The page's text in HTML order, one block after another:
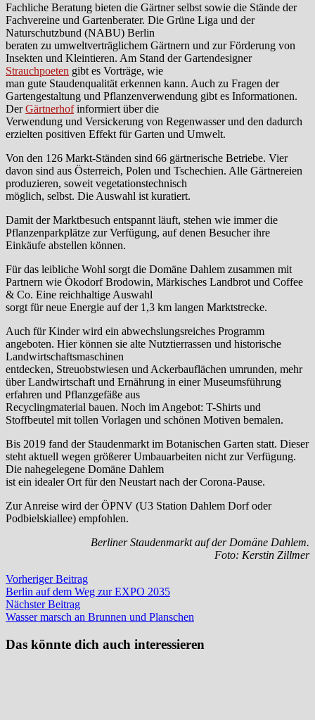
Fachliche Beratung bieten die Gärtner selbst sowie die Stände der
Fachvereine und Gartenberater. Die Grüne Liga und der
Naturschutzbund (NABU) Berlin
beraten zu umweltverträglichem Gärtnern und zur Förderung von
Insekten und Kleintieren. Am Stand der Gartendesigner
Strauchpoeten gibt es Vorträge, wie
man gute Staudenqualität erkennen kann. Auch zu Fragen der
Gartengestaltung und Pflanzenverwendung gibt es Informationen.
DerGärtnerhofinformiert über die
Verwendung und Versickerung von Regenwasser und den dadurch
erzielten positiven Effekt für Garten und Umwelt.
Von den 126 Markt-Ständen sind 66 gärtnerische Betriebe. Vier
davon sind aus Österreich, Polen und Tschechien. Alle Gärtnereien
produzieren, soweit vegetationstechnisch
möglich, selbst. Die Auswahl ist kuratiert.
Damit der Marktbesuch entspannt läuft, stehen wie immer die
Pflanzenparkplätze zur Verfügung, auf denen Besucher ihre
Einkäufe abstellen können.
Für das leibliche Wohl sorgt die Domäne Dahlem zusammen mit
Partnern wie Ökodorf Brodowin, Märkisches Landbrot und Coffee
& Co. Eine reichhaltige Auswahl
sorgt für neue Energie auf der 1,3 km langen Marktstrecke.
Auch für Kinder wird ein abwechslungsreiches Programm
angeboten. Hier können sie alte Nutztierrassen und historische
Landwirtschaftsmaschinen
entdecken, Streuobstwiesen und Ackerbauflächen umrunden, mehr
über Landwirtschaft und Ernährung in einer Museumsführung
erfahren und Pflanzgefäße aus
Recyclingmaterial bauen. Noch im Angebot: T-Shirts und
Stoffbeutel mit tollen Vorlagen und schönen Motiven bemalen.
Bis 2019 fand der Staudenmarkt im Botanischen Garten statt. Dieser
steht aktuell wegen größerer Umbauarbeiten nicht zur Verfügung.
Die nahegelegene Domäne Dahlem
ist ein idealer Ort für den Neustart nach der Corona-Pause.
Zur Anreise wird der ÖPNV (U3 Station Dahlem Dorf oder
Podbielskiallee) empfohlen.
Berliner Staudenmarkt auf der Domäne Dahlem.
Foto: Kerstin Zillmer
Beitragsnavigation
Vorheriger BeitragVorheriger
Beitrag:
Berlin auf dem Weg zur EXPO 2035
Nächster BeitragNächster
Beitrag:
Wasser marsch an Brunnen und Planschen
Das könnte dich auch interessieren